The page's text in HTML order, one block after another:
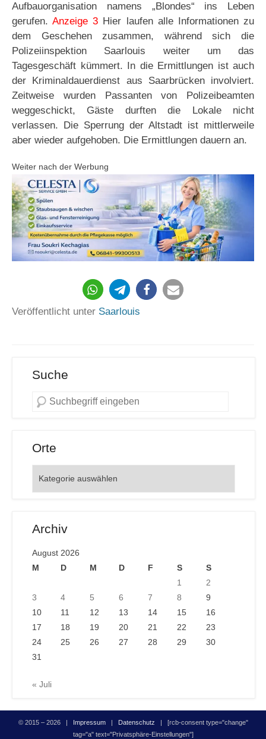
Aufbauorganisation namens „Blondes“ ins Leben
gerufen.Anzeige 3 Hier laufen alle Informationen zu
dem Geschehen zusammen, während sich die
Polizeiinspektion Saarlouis weiter um das
Tagesgeschäft kümmert. In die Ermittlungen ist auch
der Kriminaldauerdienst aus Saarbrücken involviert.
Zeitweise wurden Passanten von Polizeibeamten
weggeschickt, Gäste durften die Lokale nicht
verlassen. Die Sperrung der Altstadt ist mittlerweile
aber wieder aufgehoben. Die Ermittlungen dauern an.
Weiter nach der Werbung
872
Veröffentlicht unter Saarlouis
Suche
Orte
Archiv
August 2026
M
D M D F S
S
1
2
3
4 5 6 7 8
9
10
11 12 13 14 15
16
17
18 19 20 21 22
23
24
25 26 27 28 29
30
31
« Juli
© 2015 – 2026 | Impressum| Datenschutz | [rcb-consent type="change"
tag="a" text="Privatsphäre-Einstellungen"]